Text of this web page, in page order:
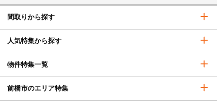
間取りから探す
人気特集から探す
物件特集一覧
前橋市のエリア特集